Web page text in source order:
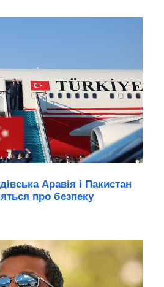
Аравія і Пакистан
про безпеку